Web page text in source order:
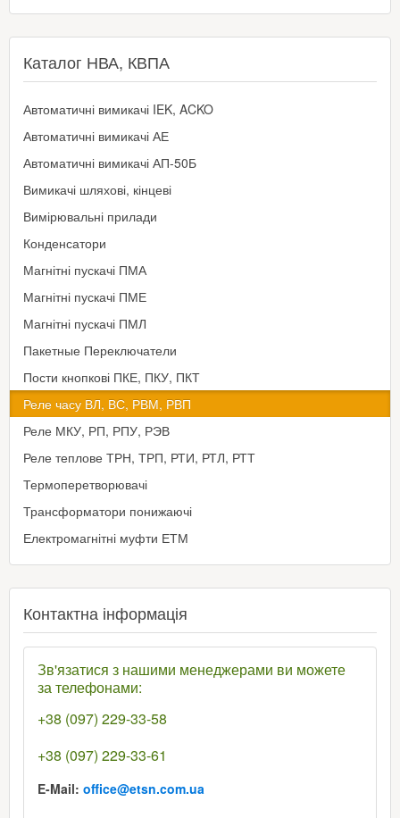
Каталог НВА, КВПА
Автоматичні вимикачі IEK, ACKO
Автоматичні вимикачі АЕ
Автоматичні вимикачі АП-50Б
Вимикачі шляхові, кінцеві
Вимірювальні прилади
Конденсатори
Магнітні пускачі ПМА
Магнітні пускачі ПМЕ
Магнітні пускачі ПМЛ
Пакетные Переключатели
Пости кнопкові ПКЕ, ПКУ, ПКТ
Реле часу ВЛ, ВС, РВМ, РВП
Реле МКУ, РП, РПУ, РЭВ
Реле теплове ТРН, ТРП, РТИ, РТЛ, РТТ
Термоперетворювачі
Трансформатори понижаючі
Електромагнітні муфти ЕТМ
Контактна інформація
Зв'язатися з нашими менеджерами ви можете
за телефонами:
+38 (097) 229-33-58
+38 (097) 229-33-61
E-Mail: office@etsn.com.ua